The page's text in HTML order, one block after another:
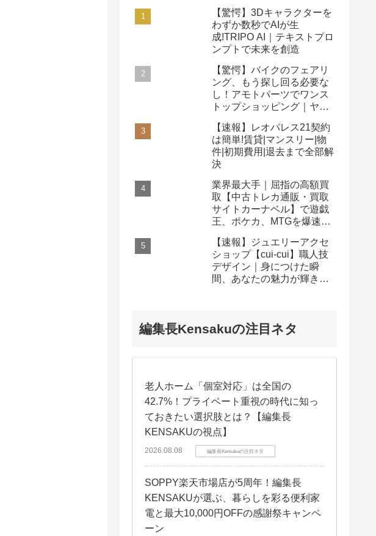
【驚愕】3Dキャラクターを
わずか数秒でAIが生
成!TRIPO AI｜テキストプロ
ンプトで未来を創造
【驚愕】バイクのフェアリ
ング、もう探し回る必要な
し！アモトパーツでワンス
トップショッピング｜ヤマ
【速報】レオパレス21契約
は簡単!賃貸|マンスリー|物
件|初期費用|退去まで全部解
決
業界最大手｜屈指の高額買
取【中古トレカ通販・買取
サイトカーナベル】で遊戯
王、ポケカ、MTGを爆速査
【速報】ジュエリーアクセ
ショップ【cui-cui】職人技
デザイン｜身につけた瞬
間、あなたの魅力が輝き出
編集長Kensakuの注目ネタ
老人ホーム「個室対応」は全国の
42.7%！プライベート重視の時代に知っ
ておきたい選択肢とは？【編集長
KENSAKUの視点】
2026.08.08 編集長Kensakuの注目ネタ
SOPPY楽天市場店が5周年！編集長
KENSAKUが選ぶ、暮らしを彩る便利家
電と最大10,000円OFFの感謝祭キャンペ
ーン